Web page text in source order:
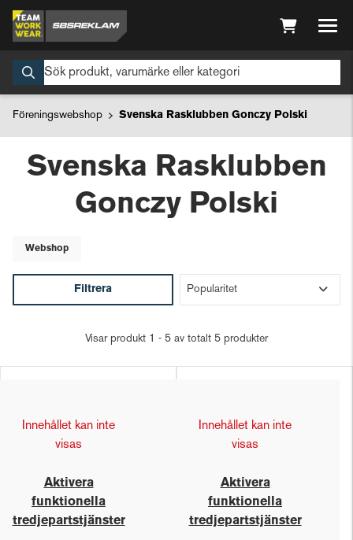
Föreningswebshop Svenska Rasklubben Gonczy Polski
Svenska Rasklubben
Gonczy Polski
Webshop
Filtrera
Visar produkt 1 - 5 av totalt 5 produkter
Innehållet kan inte
visas
Aktivera
funktionella
tredjepartstjänster
Innehållet kan inte
visas
Aktivera
funktionella
tredjepartstjänster